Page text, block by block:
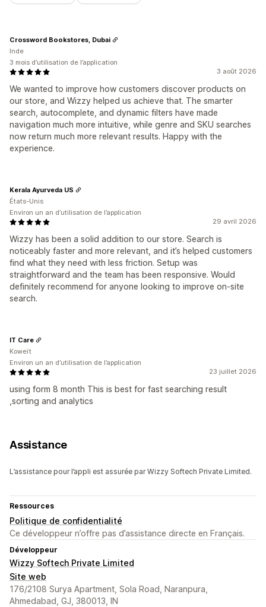
3 août 2026
We wanted to improve how customers discover products on
our store, and Wizzy helped us achieve that. The smarter
search, autocomplete, and dynamic filters have made
navigation much more intuitive, while genre and SKU searches
now return much more relevant results. Happy with the
experience.
Crossword Bookstores, Dubai
Inde
3 mois d’utilisation de l’application
29 avril 2026
Wizzy has been a solid addition to our store. Search is
noticeably faster and more relevant, and it’s helped customers
find what they need with less friction. Setup was
straightforward and the team has been responsive. Would
definitely recommend for anyone looking to improve on-site
search.
Kerala Ayurveda US
États-Unis
Environ un an d’utilisation de l’application
23 juillet 2026
using form 8 month This is best for fast searching result
,sorting and analytics
IT Care
Koweït
Environ un an d’utilisation de l’application
Assistance
L’assistance pour l’appli est assurée par Wizzy Softech Private Limited.
Ressources
Politique de confidentialité
Ce développeur n’offre pas d’assistance directe en Français.
Développeur
Wizzy Softech Private Limited
Site web
176/2108 Surya Apartment, Sola Road, Naranpura,
Ahmedabad, GJ, 380013, IN